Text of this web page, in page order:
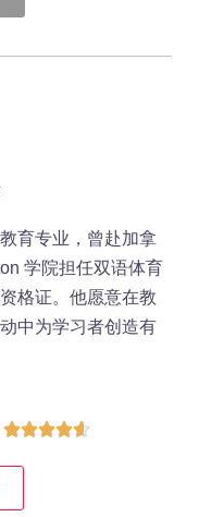
育专业，曾赴加拿
学院担任双语体育
格证。他愿意在教
中为学习者创造有
